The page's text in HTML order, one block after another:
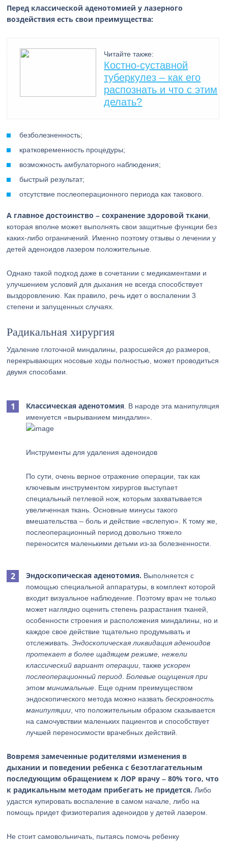
Перед классической аденотомией у лазерного
воздействия есть свои преимущества:
Читайте также:
Костно-суставной
туберкулез – как его
распознать и что с этим
делать?
безболезненность;
кратковременность процедуры;
возможность амбулаторного наблюдения;
быстрый результат;
отсутствие послеоперационного периода как такового.
А главное достоинство – сохранение здоровой ткани
которая вполне может выполнять свои защитные функции без
каких-либо ограничений. Именно поэтому отзывы о лечении у
детей аденоидов лазером положительные.
Однако такой подход даже в сочетании с медикаментами и
улучшением условий для дыхания не всегда способствует
выздоровлению. Как правило, речь идет о воспалении 3
степени и запущенных случаях.
Радикальная хирургия
Удаление глоточной миндалины, разросшейся до размеров,
перекрывающих носовые ходы полностью, может проводиться
двумя способами.
Классическая аденотомия . В народе эта манипуляция
именуется «вырыванием миндалин».
Инструменты для удаления аденоидов
По сути, очень верное отражение операции, так как
ключевым инструментом хирургов выступает
специальный петлевой нож, которым захватывается
увеличенная ткань. Основные минусы такого
вмешательства – боль и действие «вслепую». К тому же,
послеоперационный период довольно тяжело
переносится маленькими детьми из-за болезненности.
Эндоскопическая аденотомия. Выполняется с
помощью специальной аппаратуры, в комплект которой
входит визуальное наблюдение. Поэтому врач не только
может наглядно оценить степень разрастания тканей,
особенности строения и расположения миндалины, но и
каждое свое действие тщательно продумывать и
отслеживать.Эндоскопическая ликвидация аденоидов
протекает в более щадящем режиме, нежели
классический вариант операции , такжеускорен
послеоперационный период .Болевые ощущения при
этом минимальные . Еще одним преимуществом
эндоскопического метода можно назватьбескровность
манипуляции , что положительным образом сказывается
на самочувствии маленьких пациентов и способствует
лучшей переносимости врачебных действий.
Вовремя замеченные родителями изменения в
дыхании и поведении ребенка с безотлагательным
последующим обращением к ЛОР врачу – 80% того, что
к радикальным методам прибегать не придется. Либо
удастся купировать воспаление в самом начале, либо на
помощь придет физиотерапия аденоидов у детей лазером.
Не стоит самовольничать, пытаясь помочь ребенку